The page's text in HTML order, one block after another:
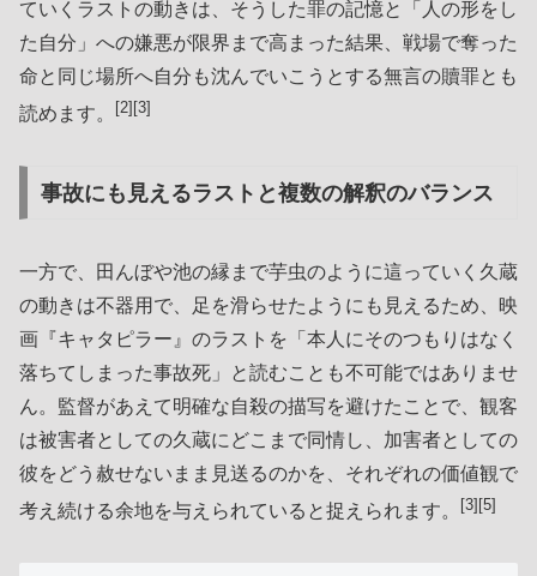
ていくラストの動きは、そうした罪の記憶と「人の形をし
た自分」への嫌悪が限界まで高まった結果、戦場で奪った
命と同じ場所へ自分も沈んでいこうとする無言の贖罪とも
読めます。
[2][3]
事故にも見えるラストと複数の解釈のバランス
一方で、田んぼや池の縁まで芋虫のように這っていく久蔵
の動きは不器用で、足を滑らせたようにも見えるため、映
画『キャタピラー』のラストを「本人にそのつもりはなく
落ちてしまった事故死」と読むことも不可能ではありませ
ん。監督があえて明確な自殺の描写を避けたことで、観客
は被害者としての久蔵にどこまで同情し、加害者としての
彼をどう赦せないまま見送るのかを、それぞれの価値観で
考え続ける余地を与えられていると捉えられます。
[3][5]